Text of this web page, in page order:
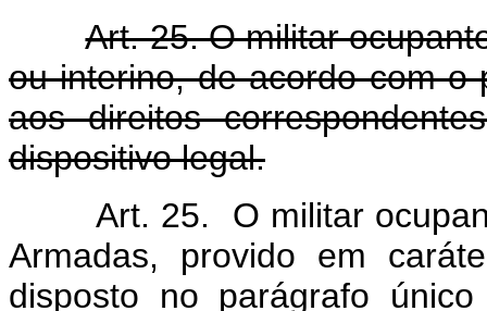
Art. 25. O militar
ou interino, de acordo com o
aos direitos
dispositivo legal.
Art. 25. O militar
Armadas, provido em
disposto no parágrafo